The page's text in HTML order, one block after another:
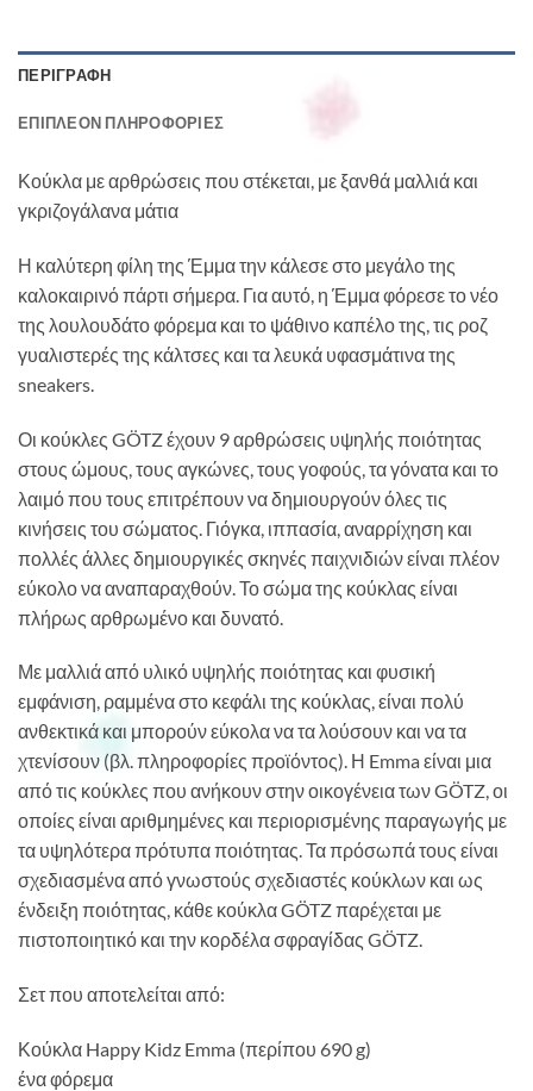
ΠΕΡΙΓΡΑΦΉ
ΕΠΙΠΛΈΟΝ ΠΛΗΡΟΦΟΡΊΕΣ
Κούκλα με αρθρώσεις που στέκεται, με ξανθά μαλλιά και
γκριζογάλανα μάτια
Η καλύτερη φίλη της Έμμα την κάλεσε στο μεγάλο της
καλοκαιρινό πάρτι σήμερα. Για αυτό, η Έμμα φόρεσε το νέο
της λουλουδάτο φόρεμα και το ψάθινο καπέλο της, τις ροζ
γυαλιστερές της κάλτσες και τα λευκά υφασμάτινα της
sneakers.
Οι κούκλες GÖTZ έχουν 9 αρθρώσεις υψηλής ποιότητας
στους ώμους, τους αγκώνες, τους γοφούς, τα γόνατα και το
λαιμό που τους επιτρέπουν να δημιουργούν όλες τις
κινήσεις του σώματος. Γιόγκα, ιππασία, αναρρίχηση και
πολλές άλλες δημιουργικές σκηνές παιχνιδιών είναι πλέον
εύκολο να αναπαραχθούν. Το σώμα της κούκλας είναι
πλήρως αρθρωμένο και δυνατό.
Με μαλλιά από υλικό υψηλής ποιότητας και φυσική
εμφάνιση, ραμμένα στο κεφάλι της κούκλας, είναι πολύ
ανθεκτικά και μπορούν εύκολα να τα λούσουν και να τα
χτενίσουν (βλ. πληροφορίες προϊόντος). Η Emma είναι μια
από τις κούκλες που ανήκουν στην οικογένεια των GÖTZ, οι
οποίες είναι αριθμημένες και περιορισμένης παραγωγής με
τα υψηλότερα πρότυπα ποιότητας. Τα πρόσωπά τους είναι
σχεδιασμένα από γνωστούς σχεδιαστές κούκλων και ως
ένδειξη ποιότητας, κάθε κούκλα GÖTZ παρέχεται με
πιστοποιητικό και την κορδέλα σφραγίδας GÖTZ.
Σετ που αποτελείται από:
Κούκλα Happy Kidz Emma (περίπου 690 g)
ένα φόρεμα